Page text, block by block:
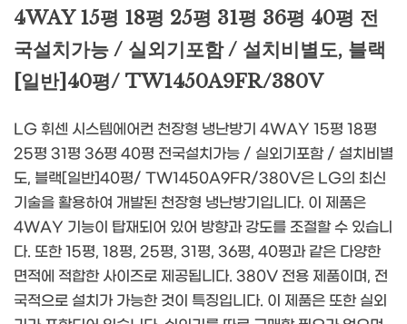
4WAY 15평 18평 25평 31평 36평 40평 전
국설치가능 / 실외기포함 / 설치비별도, 블랙
[일반]40평/ TW1450A9FR/380V
LG 휘센 시스템에어컨 천장형 냉난방기 4WAY 15평 18평
25평 31평 36평 40평 전국설치가능 / 실외기포함 / 설치비별
도, 블랙[일반]40평/ TW1450A9FR/380V은 LG의 최신
기술을 활용하여 개발된 천장형 냉난방기입니다. 이 제품은
4WAY 기능이 탑재되어 있어 방향과 강도를 조절할 수 있습니
다. 또한 15평, 18평, 25평, 31평, 36평, 40평과 같은 다양한
면적에 적합한 사이즈로 제공됩니다. 380V 전용 제품이며, 전
국적으로 설치가 가능한 것이 특징입니다. 이 제품은 또한 실외